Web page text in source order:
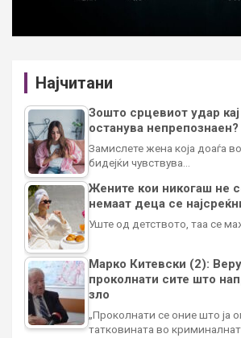
Најчитани
Зошто срцевиот удар
останува непрепознаен?
Замислете жена која доаѓа
бидејќи чувствува…
Жените кои никогаш не
немаат деца се
Уште од детството, таа се
Марко Китевски (2):
проколнати сите што
зло
„Проколнати се оние што ја
татковината во